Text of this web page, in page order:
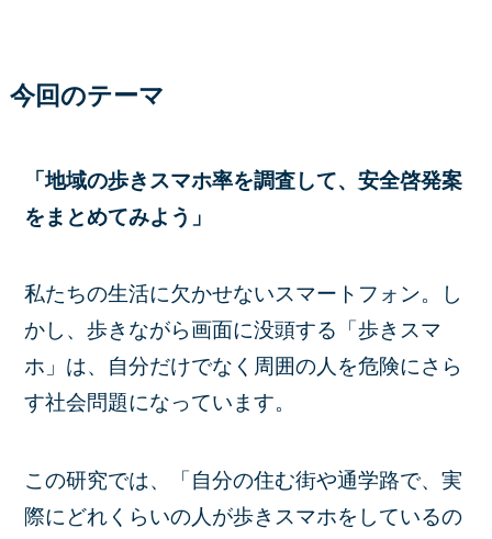
今回のテーマ
「地域の歩きスマホ率を調査して、安全啓発案
をまとめてみよう」
私たちの生活に欠かせないスマートフォン。し
かし、歩きながら画面に没頭する「歩きスマ
ホ」は、自分だけでなく周囲の人を危険にさら
す社会問題になっています。
この研究では、「自分の住む街や通学路で、実
際にどれくらいの人が歩きスマホをしているの